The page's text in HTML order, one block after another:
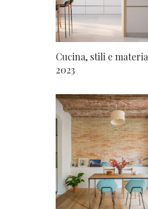
Cucina, stili e
2023